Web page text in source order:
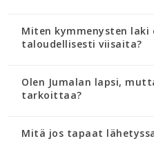
Miten kymmenysten
taloudellisesti viisaita?
Olen Jumalan lapsi,
tarkoittaa?
Mitä jos tapaat